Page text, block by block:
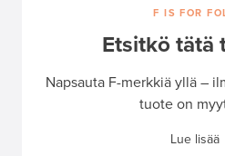
F IS FOR
Etsitkö tätä
Napsauta F-merkkiä yllä –
tuote on
Lue lisää